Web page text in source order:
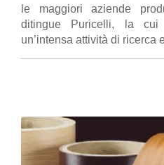
le maggiori aziende
ditingue Puricelli, la
un’intensa attività di ricerca